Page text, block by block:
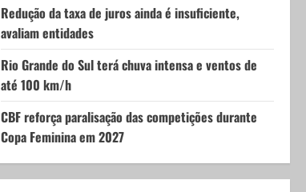
Redução da taxa de juros ainda é insuficiente,
avaliam entidades
Rio Grande do Sul terá chuva intensa e ventos de
até 100 km/h
CBF reforça paralisação das competições durante
Copa Feminina em 2027